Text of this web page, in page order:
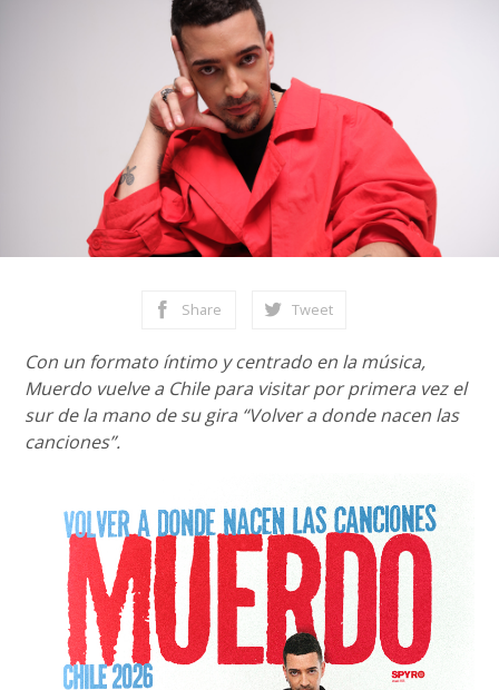
Share Tweet
Con un formato íntimo y centrado en la música,
Muerdo vuelve a Chile para visitar por primera vez el
sur de la mano de su gira “Volver a donde nacen las
canciones”.